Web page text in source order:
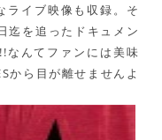
ライブ映像も収録。そ
迄を追ったドキュメン
なんてファンには美味
から目が離せませんよ